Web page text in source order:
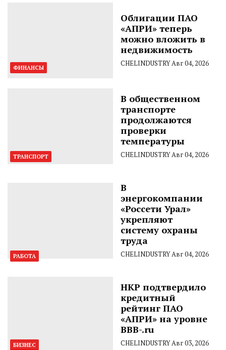
ФИНАНСЫ
Облигации ПАО
«АПРИ» теперь
можно вложить в
недвижимость
CHELINDUSTRYАвг 04, 2026
ТРАНСПОРТ
В общественном
транспорте
продолжаются
проверки
температуры
CHELINDUSTRYАвг 04, 2026
РАБОТА
В
энергокомпании
«Россети Урал»
укрепляют
систему охраны
труда
CHELINDUSTRYАвг 04, 2026
БИЗНЕС
НКР подтвердило
кредитный
рейтинг ПАО
«АПРИ» на уровне
BBB-.ru
CHELINDUSTRYАвг 03, 2026